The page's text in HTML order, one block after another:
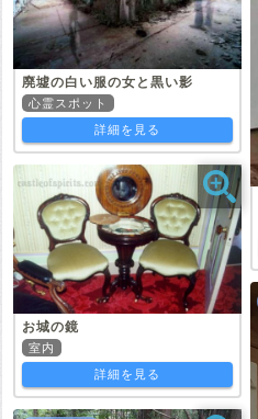
廃墟の白い服の女と黒い影
心霊スポット
詳細を見る
お城の鏡
室内
詳細を見る